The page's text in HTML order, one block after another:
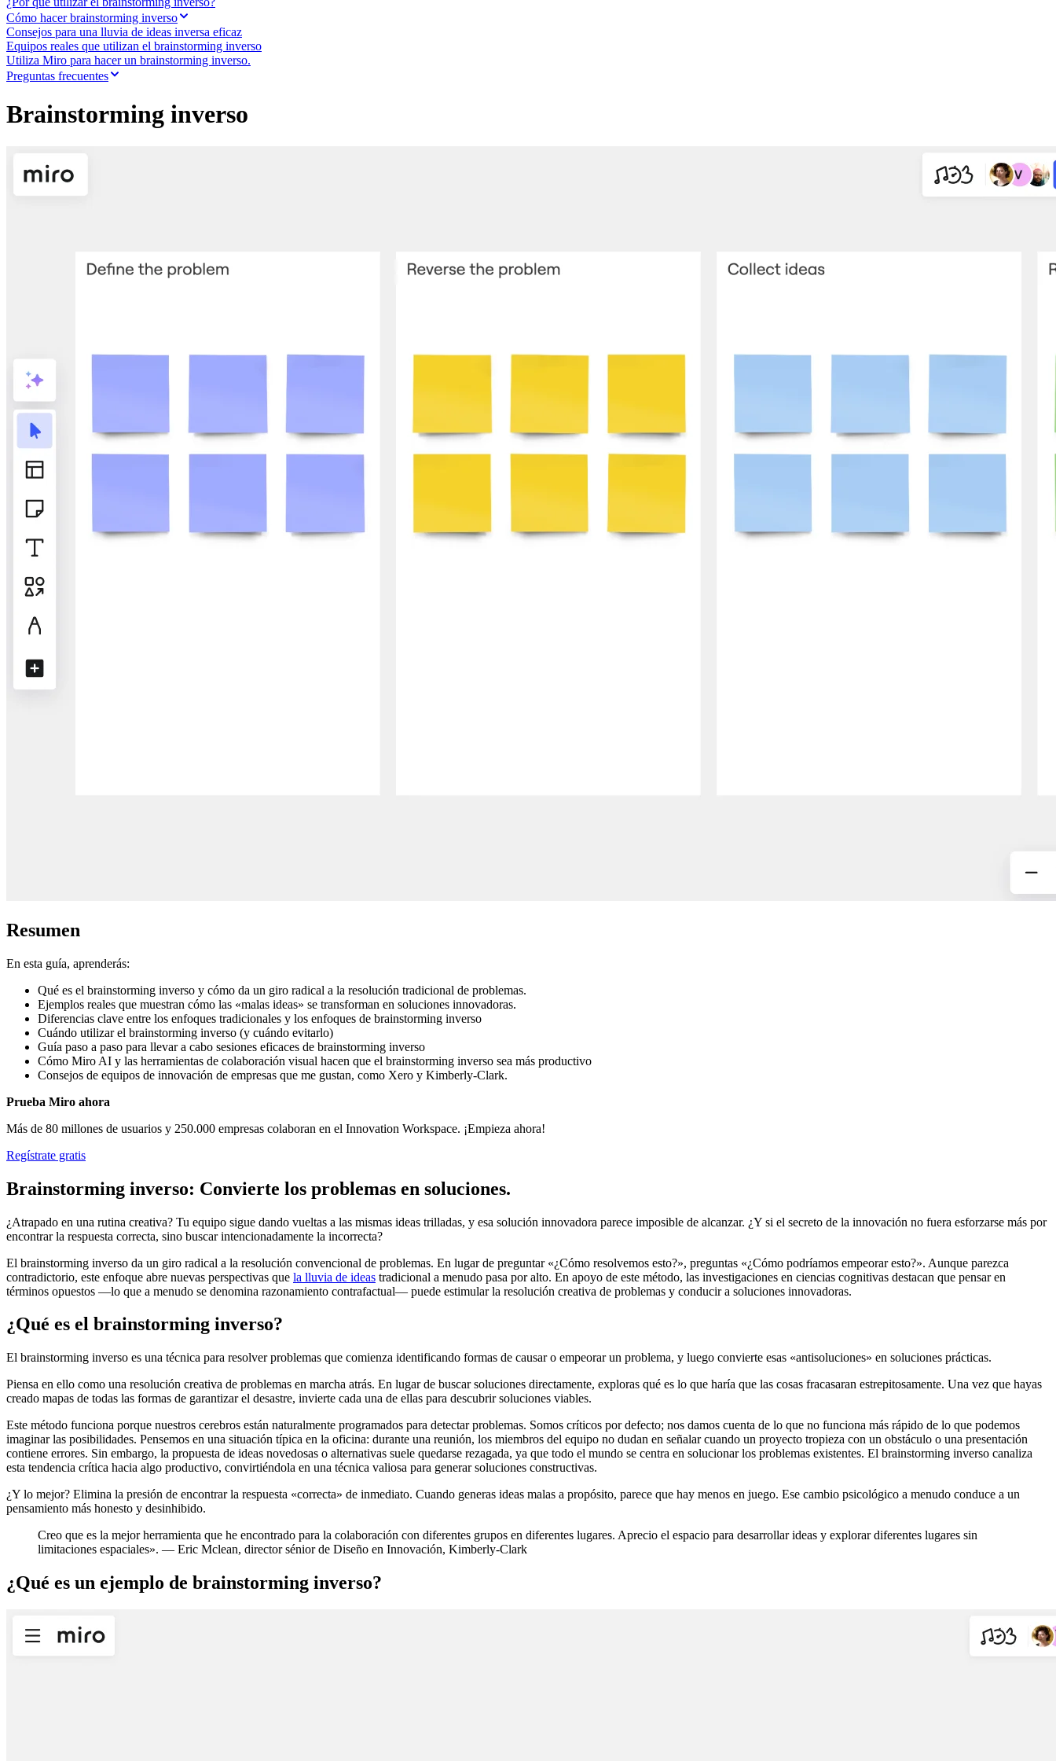
Experiencia digital del empleado
Experiencia del cliente y diseño de servicios
Transformación en la nube y de software
Recursos
Aprendizaje
Historias de clientes
Webinarios
Reforge Learning
Cómo hacer brainstorming inverso
Consejos para una lluvia de ideas inversa eficaz
Equipos reales que utilizan el brainstorming inverso
Utiliza Miro para hacer un brainstorming inverso.
Preguntas frecuentes
Brainstorming inverso
Resumen
En esta guía, aprenderás:
Qué es el brainstorming inverso y cómo da un giro radical a la resolución tradicional de problemas.
Ejemplos reales que muestran cómo las «malas ideas» se transforman en soluciones innovadoras.
Diferencias clave entre los enfoques tradicionales y los enfoques de brainstorming inverso
Cuándo utilizar el brainstorming inverso (y cuándo evitarlo)
Guía paso a paso para llevar a cabo sesiones eficaces de brainstorming inverso
Cómo Miro AI y las herramientas de colaboración visual hacen que el brainstorming inverso sea más productivo
Consejos de equipos de innovación de empresas que me gustan, como Xero y Kimberly-Clark.
Prueba Miro ahora
Más de 80 millones de usuarios y 250.000 empresas colaboran en el Innovation Workspace. ¡Empieza ahora!
Regístrate gratis
Brainstorming inverso: Convierte los problemas en soluciones.
¿Atrapado en una rutina creativa? Tu equipo sigue dando vueltas a las mismas ideas trilladas, y esa solución innovadora parece imposible de alcanzar. ¿Y si el secreto de la innovación no fuera esforzarse más por
encontrar la respuesta correcta, sino buscar intencionadamente la incorrecta?
El brainstorming inverso da un giro radical a la resolución convencional de problemas. En lugar de preguntar «¿Cómo resolvemos esto?», preguntas «¿Cómo podríamos empeorar esto?». Aunque parezca
contradictorio, este enfoque abre nuevas perspectivas que la lluvia de ideas tradicional a menudo pasa por alto. En apoyo de este método, las investigaciones en ciencias cognitivas destacan que pensar en
términos opuestos —lo que a menudo se denomina razonamiento contrafactual— puede estimular la resolución creativa de problemas y conducir a soluciones innovadoras.
¿Qué es el brainstorming inverso?
El brainstorming inverso es una técnica para resolver problemas que comienza identificando formas de causar o empeorar un problema, y luego convierte esas «antisoluciones» en soluciones prácticas.
Piensa en ello como una resolución creativa de problemas en marcha atrás. En lugar de buscar soluciones directamente, exploras qué es lo que haría que las cosas fracasaran estrepitosamente. Una vez que hayas
creado mapas de todas las formas de garantizar el desastre, invierte cada una de ellas para descubrir soluciones viables.
Este método funciona porque nuestros cerebros están naturalmente programados para detectar problemas. Somos críticos por defecto; nos damos cuenta de lo que no funciona más rápido de lo que podemos
imaginar las posibilidades. Pensemos en una situación típica en la oficina: durante una reunión, los miembros del equipo no dudan en señalar cuando un proyecto tropieza con un obstáculo o una presentación
contiene errores. Sin embargo, la propuesta de ideas novedosas o alternativas suele quedarse rezagada, ya que todo el mundo se centra en solucionar los problemas existentes. El brainstorming inverso canaliza
esta tendencia crítica hacia algo productivo, convirtiéndola en una técnica valiosa para generar soluciones constructivas.
¿Y lo mejor? Elimina la presión de encontrar la respuesta «correcta» de inmediato. Cuando generas ideas malas a propósito, parece que hay menos en juego. Ese cambio psicológico a menudo conduce a un
pensamiento más honesto y desinhibido.
Creo que es la mejor herramienta que he encontrado para la colaboración con diferentes grupos en diferentes lugares. Aprecio el espacio para desarrollar ideas y explorar diferentes lugares sin
limitaciones espaciales». — Eric Mclean, director sénior de Diseño en Innovación, Kimberly-Clark
¿Qué es un ejemplo de brainstorming inverso?